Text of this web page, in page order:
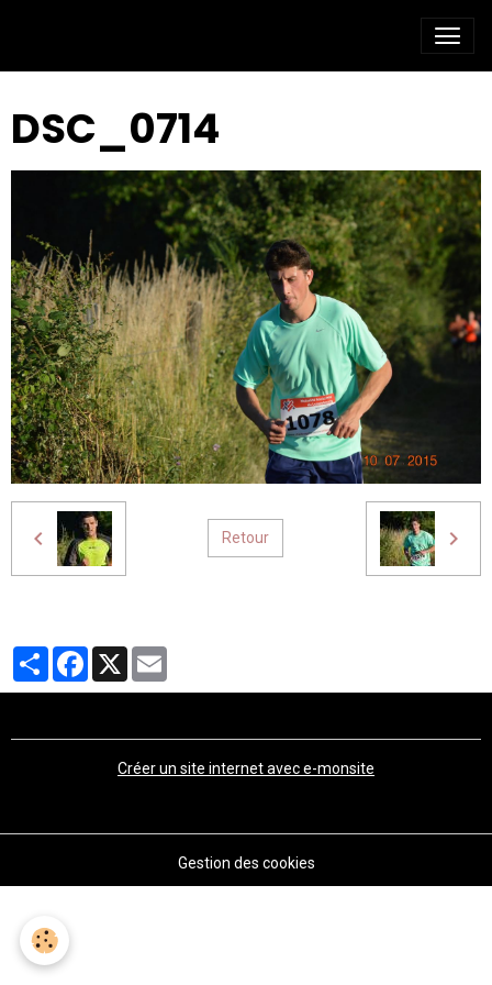
DSC_0714
Retour
PartagerFacebook
X
Créer un site internet avec e-monsite
Gestion des cookies